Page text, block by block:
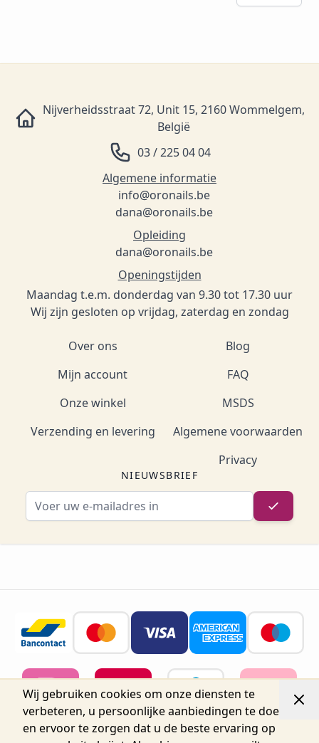
Wij gebruiken cookies om onze diensten te
verbeteren, u persoonlijke aanbiedingen te doen
en ervoor te zorgen dat u de beste ervaring op
Nijverheidsstraat 72, Unit 15, 2160 Wommelgem,
België
03 / 225 04 04
Algemene informatie
info@oronails.be
dana@oronails.be
Opleiding
dana@oronails.be
Openingstijden
Maandag t.e.m. donderdag van 9.30 tot 17.30 uur
Wij zijn gesloten op vrijdag, zaterdag en zondag
Over ons
Mijn account
Onze winkel
Verzending en levering
Blog
FAQ
MSDS
Algemene voorwaarden
Privacy
NIEUWSBRIEF